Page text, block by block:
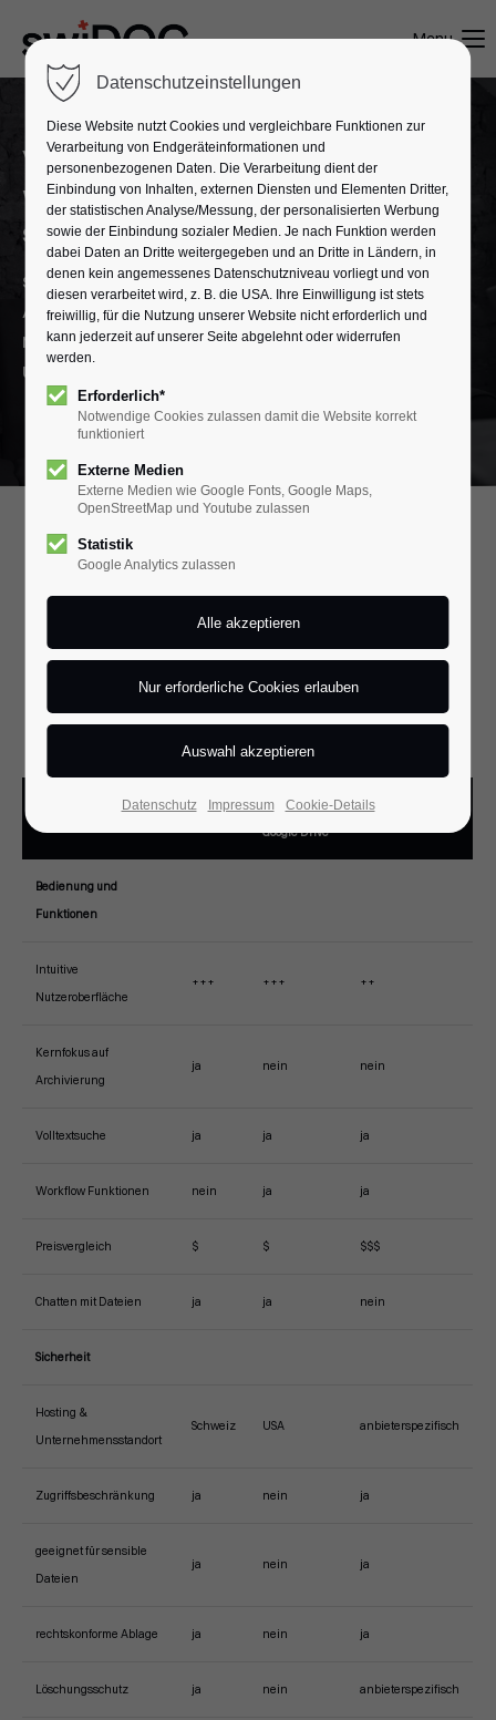
Menu
VERGLEICHEN
Warum Schweizer KMU jederzeit
swiDOC wählen.
swiDOC ist die einfache Schweizer
Archivlösung. Erfahre, warum swiDOC die
richtige Entscheidung für dein Unternehmen ist,
um die digitale Archivierung zu meistern.
Software Vergleich: Welche passt zu
mir?
Archivierung für KMU – preiswert und supersimpel. Erfahre im
direkten Vergleich, was swiDOC gegenüber der Konkurrenz
SharePoint /
Google Drive
Bedienung und
Funktionen
Intuitive
Nutzeroberfläche
+++ +++ ++
Kernfokus auf
Archivierung
ja nein nein
Volltextsuche ja ja ja
Workflow Funktionen nein ja ja
Preisvergleich $ $ $$$
Chatten mit Dateien ja ja nein
Sicherheit
Hosting &
Unternehmensstandort
Schweiz USA anbieterspezifisch
Zugriffsbeschränkung ja nein ja
geeignet für sensible
Dateien
ja nein ja
rechtskonforme Ablage ja nein ja
Löschungsschutz ja nein anbieterspezifisch
Datenschutzeinstellungen
Diese Website nutzt Cookies und vergleichbare Funktionen zur
Verarbeitung von Endgeräteinformationen und
personenbezogenen Daten. Die Verarbeitung dient der
Einbindung von Inhalten, externen Diensten und Elementen Dritter,
der statistischen Analyse/Messung, der personalisierten Werbung
sowie der Einbindung sozialer Medien. Je nach Funktion werden
dabei Daten an Dritte weitergegeben und an Dritte in Ländern, in
denen kein angemessenes Datenschutzniveau vorliegt und von
diesen verarbeitet wird, z. B. die USA. Ihre Einwilligung ist stets
freiwillig, für die Nutzung unserer Website nicht erforderlich und
kann jederzeit auf unserer Seite abgelehnt oder widerrufen
werden.
Erforderlich*
Notwendige Cookies zulassen damit die Website korrekt
funktioniert
Externe Medien
Externe Medien wie Google Fonts, Google Maps,
OpenStreetMap und Youtube zulassen
Statistik
Google Analytics zulassen
Datenschutz Impressum Cookie-Details